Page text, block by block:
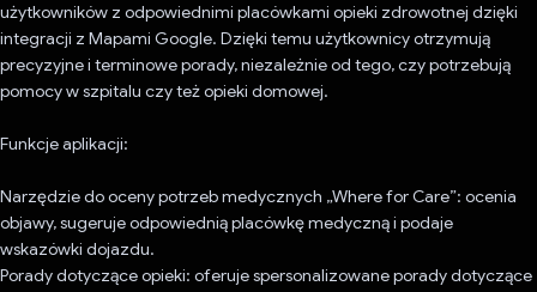
użytkowników z odpowiednimi placówkami opieki zdrowotnej dzięki
integracji z Mapami Google. Dzięki temu użytkownicy otrzymują
precyzyjne i terminowe porady, niezależnie od tego, czy potrzebują
pomocy w szpitalu czy też opieki domowej.
Funkcje aplikacji:
Narzędzie do oceny potrzeb medycznych „Where for Care”: ocenia
objawy, sugeruje odpowiednią placówkę medyczną i podaje
wskazówki dojazdu.
Porady dotyczące opieki: oferuje spersonalizowane porady dotyczące